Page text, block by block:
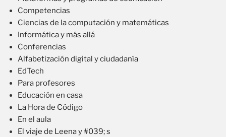
Competencias
Ciencias de la computación y matemáticas
Informática y más allá
Conferencias
Alfabetización digital y ciudadanía
EdTech
Para profesores
Educación en casa
La Hora de Código
En el aula
El viaje de Leena y #039; s